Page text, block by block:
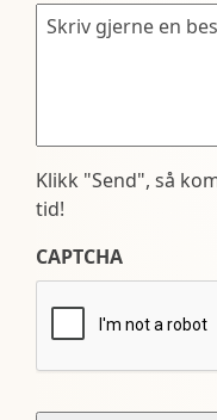
Klikk "Send", så
tid!
CAPTCHA